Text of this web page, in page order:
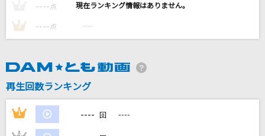
快晴
Ado
---- 点 ----
3 ---- 点 ----
再生回数ランキング
1 ---- 回 ----